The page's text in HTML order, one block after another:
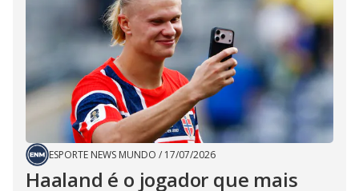
ESPORTE NEWS MUNDO / 17/07/2026
Haaland é o jogador que mais